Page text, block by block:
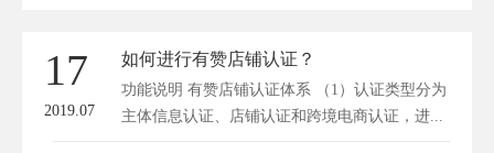
17
2019.07
如何进行有赞店铺认证？
功能说明 有赞店铺认证体系 （1）认证类型分为
主体信息认证、店铺认证和跨境电商认证，进...